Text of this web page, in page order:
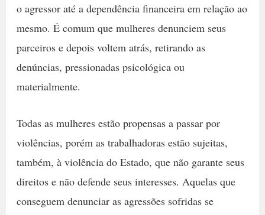
o agressor até a dependência financeira em relação ao
mesmo. É comum que mulheres denunciem seus
parceiros e depois voltem atrás, retirando as
denúncias, pressionadas psicológica ou
materialmente.
Todas as mulheres estão propensas a passar por
violências, porém as trabalhadoras estão sujeitas,
também, à violência do Estado, que não garante seus
direitos e não defende seus interesses. Aquelas que
conseguem denunciar as agressões sofridas se